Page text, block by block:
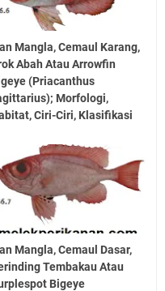
Mangla, Cemaul Karang,
Abah Atau Arrowfin
(Priacanthus
Morfologi,
Ciri-Ciri, Klasifikasi
Mangla, Cemaul Dasar,
Tembakau Atau
Bigeye